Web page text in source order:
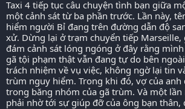
Taxi 4 tiếp tục câu chuyện tình bạn giữa
một cảnh sát từ ba phần trước. Lần này,
hiểm người Bỉ đang trên đường dẫn độ
xử. Dừng lại ở trạm chuyển tiếp Marseille,
đám cảnh sát lóng ngóng ở đây rằng
gã tội phạm thật vẫn đang tự do bên
trách nhiệm về vụ việc, không ngờ lại tin
trùm nguy hiểm. Trong khi đó, vợ của anh
trong băng nhóm của gã trùm. Và một lần
phải nhờ tới sự giúp đỡ của ông bạn thân,